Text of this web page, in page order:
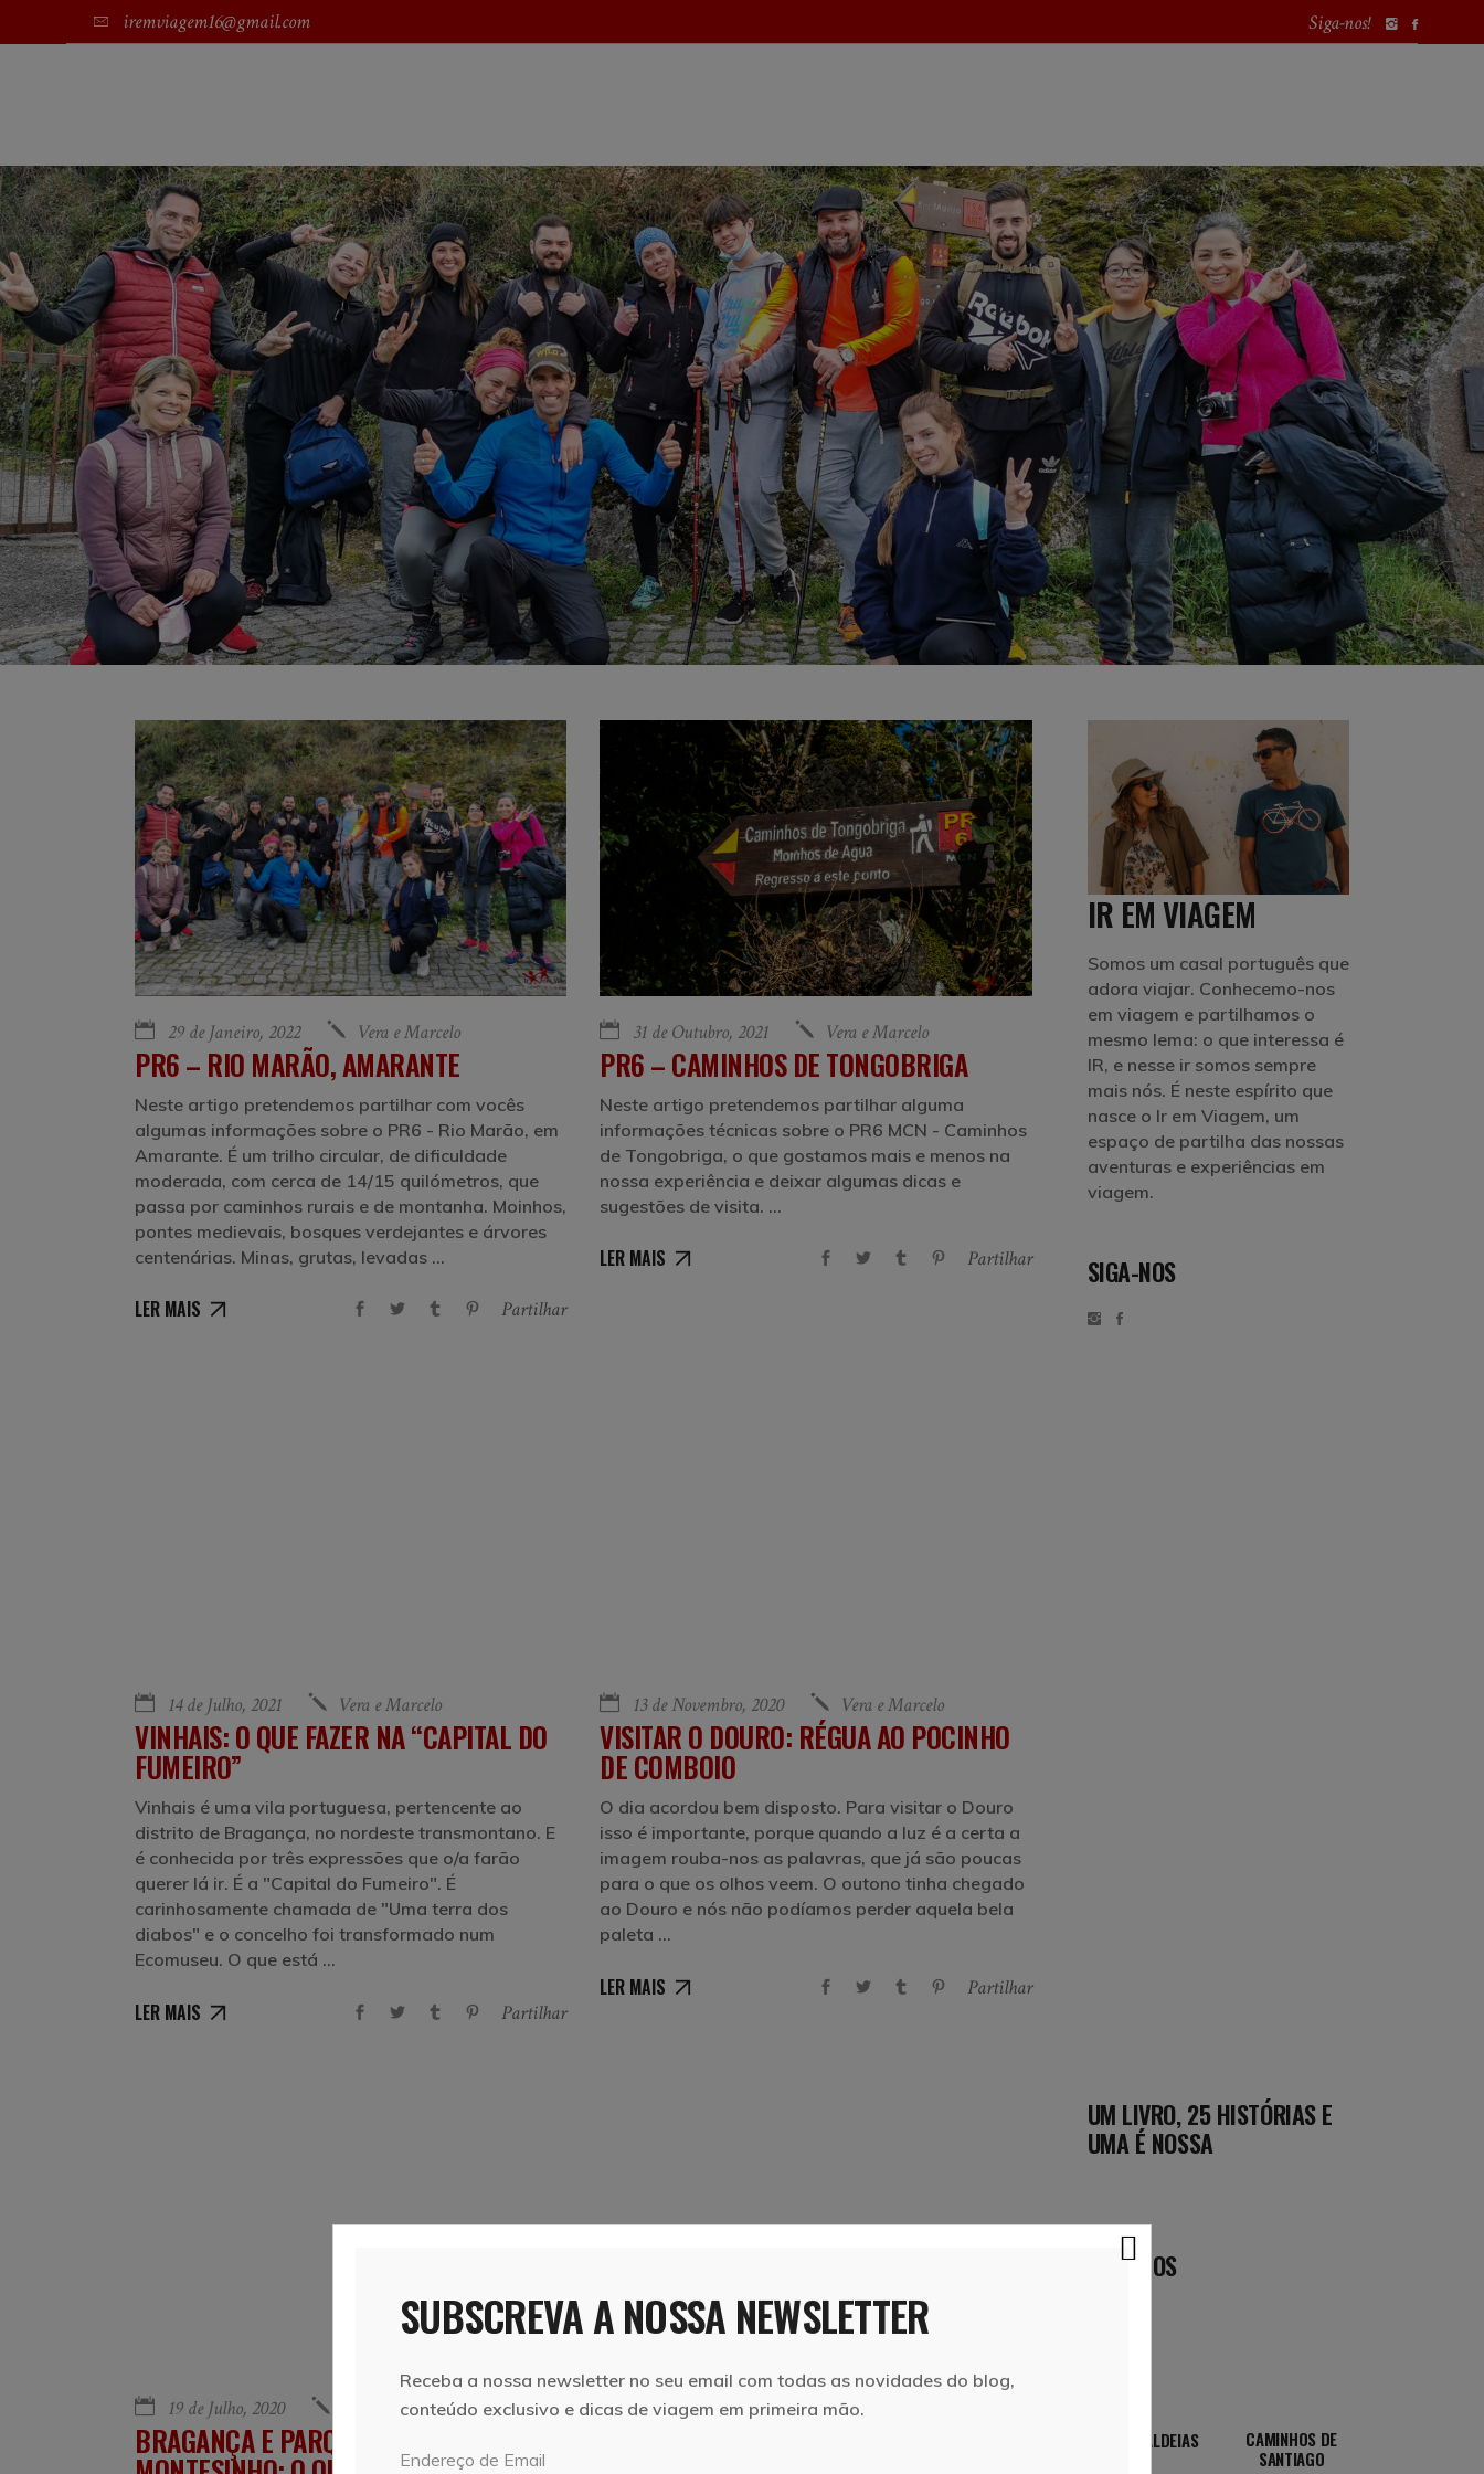
iremviagem16@gmail.com Siga-nos!
29 de Janeiro, 2022 Vera e Marcelo
PR6 – RIO MARÃO, AMARANTE
Neste artigo pretendemos partilhar com vocês
algumas informações sobre o PR6 - Rio Marão, em
Amarante. É um trilho circular, de dificuldade
moderada, com cerca de 14/15 quilómetros, que
passa por caminhos rurais e de montanha. Moinhos,
pontes medievais, bosques verdejantes e árvores
centenárias. Minas, grutas, levadas
LER MAIS Partilhar
31 de Outubro, 2021 Vera e Marcelo
PR6 – CAMINHOS DE TONGOBRIGA
Neste artigo pretendemos partilhar alguma
informações técnicas sobre o PR6 MCN - Caminhos
de Tongobriga, o que gostamos mais e menos na
nossa experiência e deixar algumas dicas e
sugestões de visita.
LER MAIS Partilhar
14 de Julho, 2021 Vera e Marcelo
VINHAIS: O QUE FAZER NA “CAPITAL DO
FUMEIRO”
Vinhais é uma vila portuguesa, pertencente ao
distrito de Bragança, no nordeste transmontano. E
é conhecida por três expressões que o/a farão
querer lá ir. É a "Capital do Fumeiro". É
carinhosamente chamada de "Uma terra dos
diabos" e o concelho foi transformado num
Ecomuseu. O que está
LER MAIS Partilhar
13 de Novembro, 2020 Vera e Marcelo
VISITAR O DOURO: RÉGUA AO POCINHO
DE COMBOIO
O dia acordou bem disposto. Para visitar o Douro
isso é importante, porque quando a luz é a certa a
imagem rouba-nos as palavras, que já são poucas
para o que os olhos veem. O outono tinha chegado
ao Douro e nós não podíamos perder aquela bela
paleta
LER MAIS Partilhar
19 de Julho, 2020 Vera e Marcelo
BRAGANÇA E PARQUE NATURAL DE
5 de Julho, 2020 Vera e Marcelo
IR EM VIAGEM
Somos um casal português que
adora viajar. Conhecemo-nos
em viagem e partilhamos o
mesmo lema: o que interessa é
IR, e nesse ir somos sempre
mais nós. É neste espírito que
nasce o Ir em Viagem, um
espaço de partilha das nossas
aventuras e experiências em
viagem.
SIGA-NOS
UM LIVRO, 25 HISTÓRIAS E
UMA É NOSSA
DESTINOS
VILAS & ALDEIAS
CAMINHOS DE
SANTIAGO
SUBSCREVA A NOSSA NEWSLETTER
Receba a nossa newsletter no seu email com todas as novidades do blog,
conteúdo exclusivo e dicas de viagem em primeira mão.
Endereço de Email